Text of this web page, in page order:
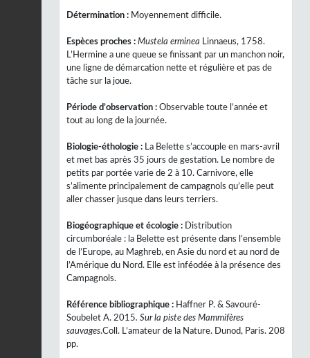
Détermination : Moyennement difficile.
Espèces proches : Mustela erminea Linnaeus, 1758.
L’Hermine a une queue se finissant par un manchon noir,
une ligne de démarcation nette et régulière et pas de
tâche sur la joue.
Période d’observation : Observable toute l’année et
tout au long de la journée.
Biologie-éthologie : La Belette s’accouple en mars-avril
et met bas après 35 jours de gestation. Le nombre de
petits par portée varie de 2 à 10. Carnivore, elle
s’alimente principalement de campagnols qu’elle peut
aller chasser jusque dans leurs terriers.
Biogéographique et écologie :
Distribution
circumboréale : la Belette est présente dans l’ensemble
de l’Europe, au Maghreb, en Asie du nord et au nord de
l’Amérique du Nord. Elle est inféodée à la présence des
Campagnols.
Référence bibliographique : Haffner P. & Savouré-
Soubelet A. 2015. Sur la piste des Mammifères
sauvages.Coll. L’amateur de la Nature. Dunod, Paris. 208
pp.